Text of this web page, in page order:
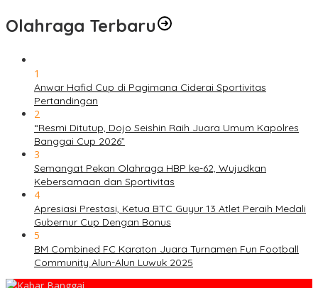
Olahraga Terbaru
1
Anwar Hafid Cup di Pagimana Ciderai Sportivitas
Pertandingan
2
“Resmi Ditutup, Dojo Seishin Raih Juara Umum Kapolres
Banggai Cup 2026”
3
Semangat Pekan Olahraga HBP ke-62, Wujudkan
Kebersamaan dan Sportivitas
4
Apresiasi Prestasi, Ketua BTC Guyur 13 Atlet Peraih Medali
Gubernur Cup Dengan Bonus
5
BM Combined FC Karaton Juara Turnamen Fun Football
Community Alun-Alun Luwuk 2025